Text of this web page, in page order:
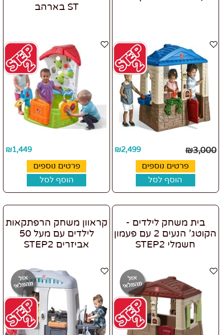
₪3,000
₪2,499
פרטים נוספים
הוסף לסל
ST בארהב
₪1,449
פרטים נוספים
הוסף לסל
בית משחק לילדים -
הקוטג' הנעים 2 עם פעמון
חשמלי STEP2
קראוון משחק הרפתקאות
לילדים עם מעל 50
אביזרים STEP2